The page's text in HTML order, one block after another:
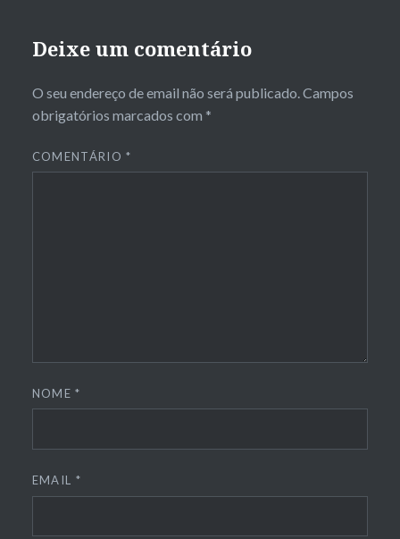
Deixe um comentário
O seu endereço de email não será publicado. Campos
obrigatórios marcados com *
COMENTÁRIO*
NOME*
EMAIL *